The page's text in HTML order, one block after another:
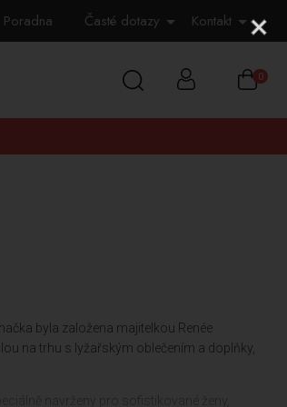
0
Poradna Časté dotazy Kontakt
byla založena majitelkou Renée
na trhu s lyžařským oblečením a doplňky,